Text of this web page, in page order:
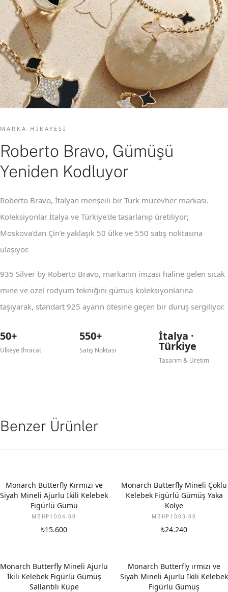
MARKA HIKAYESI
Roberto Bravo, Gümüşü
Yeniden Kodluyor
Roberto Bravo, İtalyan menşeili bir Türk mücevher markası.
Koleksiyonlar İtalya ve Türkiye'de tasarlanıp üretiliyor;
Moskova'dan Çin'e yaklaşık 50 ülke ve 550 satış noktasına
ulaşıyor.
935 Silver by Roberto Bravo, markanın imzası haline gelen sıcak
mine ve özel rodyum tekniğini gümüş koleksiyonlarına
taşıyarak, standart 925 ayarın ötesine geçen bir duruş sergiliyor.
50+
Ülkeye İhracat
550+
Satış Noktası
İtalya ·
Türkiye
Tasarım & Üretim
Benzer Ürünler
Monarch Butterfly Kırmızı ve
Siyah Mineli Ajurlu İkili Kelebek
Figürlü Gümü
MBHP1004-00
₺15.600
Monarch Butterfly Mineli Çoklu
Kelebek Figürlü Gümüş Yaka
Kolye
MBHP1003-00
₺24.240
Monarch Butterfly Mineli Ajurlu
İkili Kelebek Figürlü Gümüş
Sallantılı Küpe
Monarch Butterfly ırmızı ve
Siyah Mineli Ajurlu İkili Kelebek
Figürlü Gümüş